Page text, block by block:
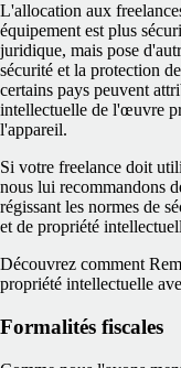
L'allocation aux
équipement est plus
juridique, mais pose
sécurité et la protection
certains pays peuvent
intellectuelle de l'œuvre
l'appareil.
Si votre freelance doit
nous lui recommandons
régissant les normes de
et de propriété
Découvrez comment
propriété intellectuelle
Formalités fiscales